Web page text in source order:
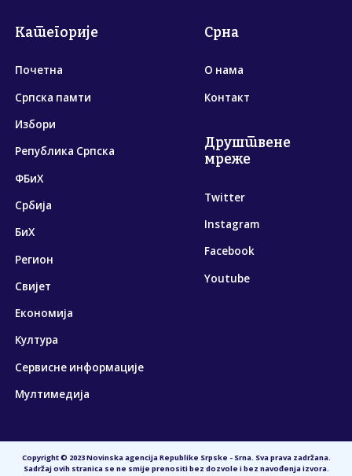
Категорије
Почетна
Српска памти
Избори
Република Српска
ФБиХ
Србија
БиХ
Регион
Свијет
Економија
Култура
Сервисне информације
Мултимедија
Срна
О нама
Контакт
Друштвене
мреже
Twitter
Instagram
Facebook
Youtube
Copyright © 2023 Novinska agencija Republike Srpske - Srna. Sva prava zadržana.
Sadržaj ovih stranica se ne smije prenositi bez dozvole i bez navođenja izvora.